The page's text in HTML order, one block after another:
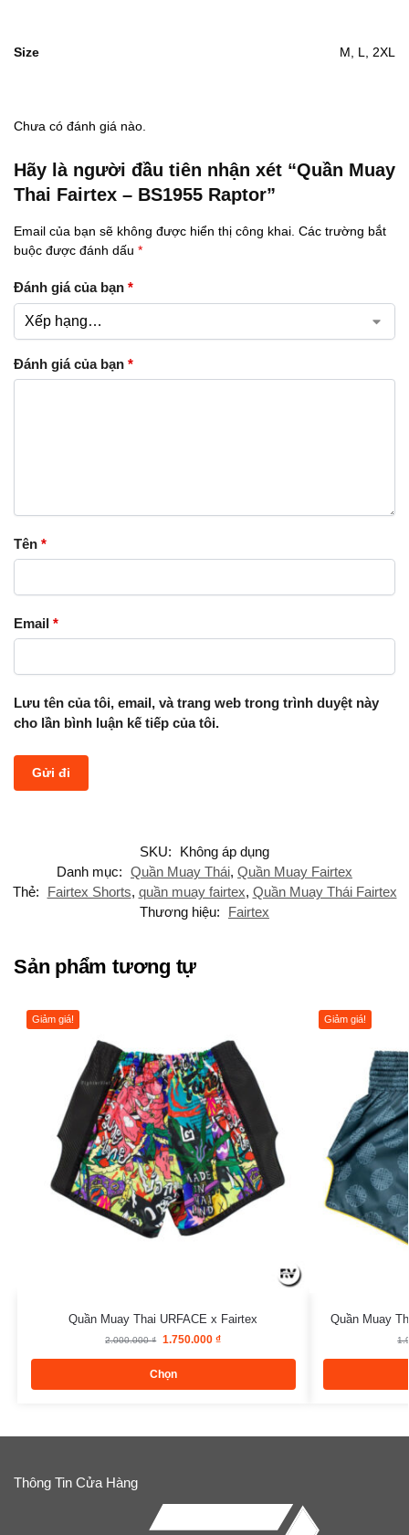
Size M, L, 2XL
Chưa có đánh giá nào.
Hãy là người đầu tiên nhận xét “Quần Muay
Thai Fairtex – BS1955 Raptor”
Email của bạn sẽ không được hiển thị công khai. Các trường bắt
buộc được đánh dấu *
Đánh giá của bạn *
Đánh giá của bạn *
Tên *
Email *
Lưu tên của tôi, email, và trang web trong trình duyệt này
cho lần bình luận kế tiếp của tôi.
SKU:
Không áp dụng
Danh mục: Quần Muay Thái, Quần Muay Fairtex
Thẻ:
Fairtex Shorts, quần muay fairtex, Quần Muay Thái Fairtex
Thương hiệu:
Fairtex
Sản phẩm tương tự
Giảm giá!
Quần Muay Thai URFACE x Fairtex
2.000.000₫ 1.750.000₫
Chọn
Giảm giá!
Quần Muay
Thông Tin Cửa Hàng